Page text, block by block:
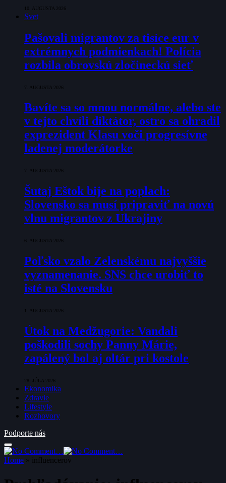
10. AUGUSTA 2026
Svet
Pašovali migrantov za tisíce eur v
extrémnych podmienkach! Polícia
rozbila obrovskú zločineckú sieť
7. AUGUSTA 2026
Bavíte sa so mnou normálne, alebo ste
v tejto chvíli diktátor, ostro sa ohradil
exprezident Klasu voči progresívne
ladenej moderátorke
7. AUGUSTA 2026
Šutaj Eštok bije na poplach:
Slovensko sa musí pripraviť na novú
vlnu migrantov z Ukrajiny
6. AUGUSTA 2026
Poľsko vzalo Zelenskému najvyššie
vyznamenanie. SNS chce urobiť to
isté na Slovensku
1. AUGUSTA 2026
Útok na Medžugorie: Vandali
poškodili sochy Panny Márie,
zapálený bol aj oltár pri kostole
28. JÚLA 2026
Ekonomika
Zdravie
Lifestyle
Rozhovory
Podporte nás
Home » influencerov